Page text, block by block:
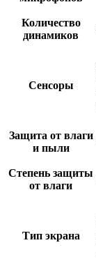
Количество
динамиков
Сенсоры
Защита от влаги
и пыли
Степень защиты
от влаги
Тип экрана